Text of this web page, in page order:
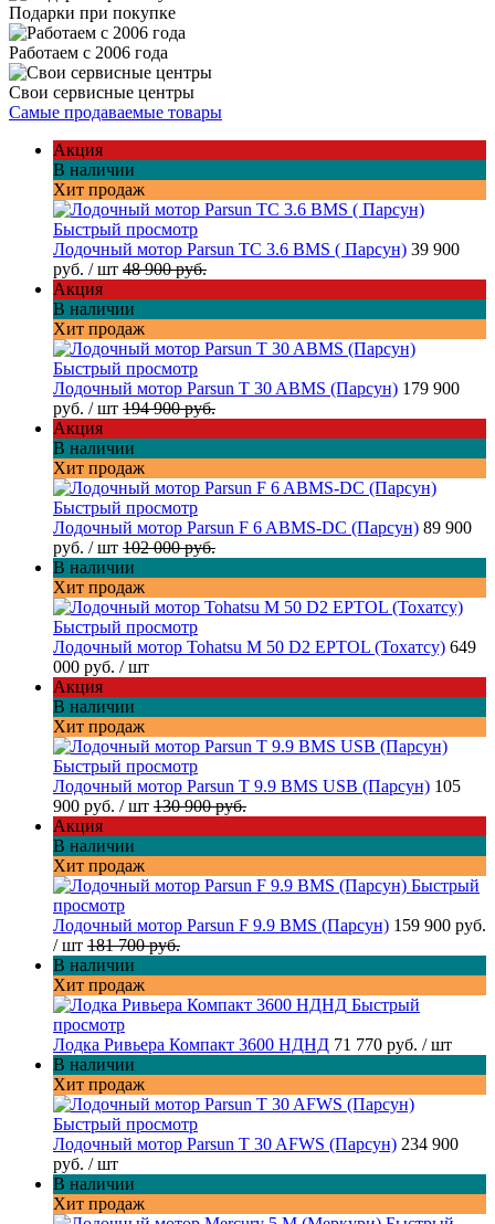
Подарки при покупке
Работаем с 2006 года
Свои сервисные центры
Самые продаваемые товары
Акция
В наличии
Хит продаж
Быстрый просмотр
Лодочный мотор Parsun TC 3.6 BMS ( Парсун) 39 900
руб. / шт 48 900 руб.
Акция
В наличии
Хит продаж
Быстрый просмотр
Лодочный мотор Parsun T 30 ABMS (Парсун) 179 900
руб. / шт 194 900 руб.
Акция
В наличии
Хит продаж
Быстрый просмотр
Лодочный мотор Parsun F 6 ABMS-DC (Парсун) 89 900
руб. / шт 102 000 руб.
В наличии
Хит продаж
Быстрый просмотр
Лодочный мотор Tohatsu M 50 D2 EPTOL (Тохатсу) 649
000 руб. / шт
Акция
В наличии
Хит продаж
Быстрый просмотр
Лодочный мотор Parsun T 9.9 BMS USB (Парсун) 105
900 руб. / шт 130 900 руб.
Акция
В наличии
Хит продаж
Быстрый
просмотр
Лодочный мотор Parsun F 9.9 BMS (Парсун) 159 900 руб.
/ шт 181 700 руб.
В наличии
Хит продаж
Быстрый
просмотр
Лодка Ривьера Компакт 3600 НДНД 71 770 руб. / шт
В наличии
Хит продаж
Быстрый просмотр
Лодочный мотор Parsun T 30 AFWS (Парсун) 234 900
руб. / шт
В наличии
Хит продаж